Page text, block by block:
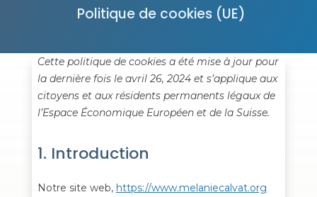
Politique de cookies (UE)
Cette politique de cookies a été mise à jour pour
la dernière fois le avril 26, 2024 et s’applique aux
citoyens et aux résidents permanents légaux de
l’Espace Économique Européen et de la Suisse.
1. Introduction
Notre site web, https://www.melaniecalvat.org